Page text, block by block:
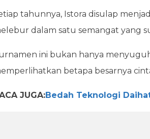
tahunnya, Istora disulap
dalam satu semangat yang
ini bukan hanya
betapa besarnya
JUGA:Bedah Teknologi